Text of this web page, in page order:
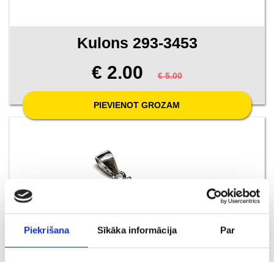
Piekrišana Sīkāka informācija Par
Kulons 293-3453
€ 2.00 € 5.00
PIEVIENOT GROZAM